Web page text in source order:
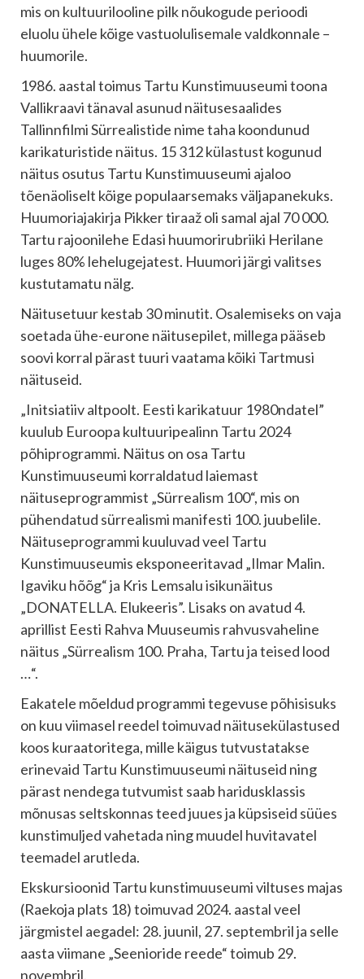
mis on kultuurilooline pilk nõukogude perioodi
eluolu ühele kõige vastuolulisemale valdkonnale –
huumorile.
1986. aastal toimus Tartu Kunstimuuseumi toona
Vallikraavi tänaval asunud näitusesaalides
Tallinnfilmi Sürrealistide nime taha koondunud
karikaturistide näitus. 15 312 külastust kogunud
näitus osutus Tartu Kunstimuuseumi ajaloo
tõenäoliselt kõige populaarsemaks väljapanekuks.
Huumoriajakirja Pikker tiraaž oli samal ajal 70 000.
Tartu rajoonilehe Edasi huumorirubriiki Herilane
luges 80% lehelugejatest. Huumori järgi valitses
kustutamatu nälg.
Näitusetuur kestab 30 minutit. Osalemiseks on vaja
soetada ühe-eurone näitusepilet, millega pääseb
soovi korral pärast tuuri vaatama kõiki Tartmusi
näituseid.
„Initsiatiiv altpoolt. Eesti karikatuur 1980ndatel”
kuulub Euroopa kultuuripealinn Tartu 2024
põhiprogrammi. Näitus on osa Tartu
Kunstimuuseumi korraldatud laiemast
näituseprogrammist „Sürrealism 100“, mis on
pühendatud sürrealismi manifesti 100. juubelile.
Näituseprogrammi kuuluvad veel Tartu
Kunstimuuseumis eksponeeritavad „Ilmar Malin.
Igaviku hõõg“ ja Kris Lemsalu isikunäitus
„DONATELLA. Elukeeris”. Lisaks on avatud 4.
aprillist Eesti Rahva Muuseumis rahvusvaheline
näitus „Sürrealism 100. Praha, Tartu ja teised lood
…“.
Eakatele mõeldud programmi tegevuse põhisisuks
on kuu viimasel reedel toimuvad näitusekülastused
koos kuraatoritega, mille käigus tutvustatakse
erinevaid Tartu Kunstimuuseumi näituseid ning
pärast nendega tutvumist saab haridusklassis
mõnusas seltskonnas teed juues ja küpsiseid süües
kunstimuljed vahetada ning muudel huvitavatel
teemadel arutleda.
Ekskursioonid Tartu kunstimuuseumi viltuses majas
(Raekoja plats 18) toimuvad 2024. aastal veel
järgmistel aegadel: 28. juunil, 27. septembril ja selle
aasta viimane „Seenioride reede“ toimub 29.
novembril.